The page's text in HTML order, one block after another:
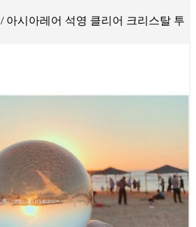
아시아레어 석영 클리어 크리스탈 투